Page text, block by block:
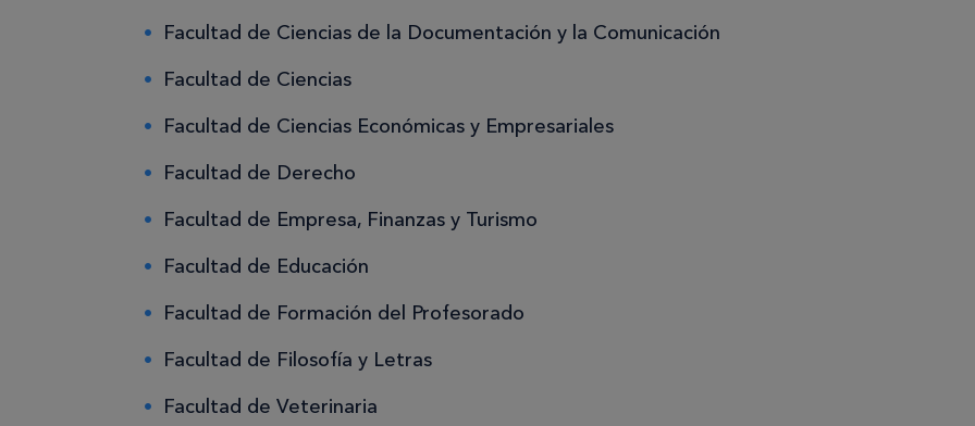
Facultad de Ciencias de la Documentación y la Comunicación
Facultad de Ciencias
Facultad de Ciencias Económicas y Empresariales
Facultad de Derecho
Facultad de Empresa, Finanzas y Turismo
Facultad de Educación
Facultad de Formación del Profesorado
Facultad de Filosofía y Letras
Facultad de Veterinaria